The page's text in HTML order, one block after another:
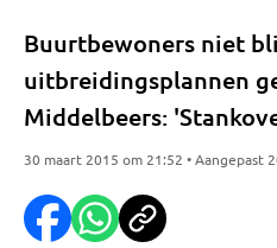
Buurtbewoners niet
uitbreidingsplannen
Middelbeers:
30 maart 2015 om 21:52 • Aangepast